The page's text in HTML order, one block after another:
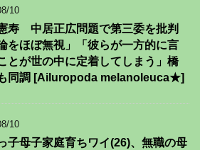
10
寿 中居正広問題で第三委を批判
をほぼ無視」「彼らが一方的に言
とが世の中に定着してしまう」橋
同調 [Ailuropoda melanoleuca★]
10
子母子家庭育ちワイ(26)、無職の母